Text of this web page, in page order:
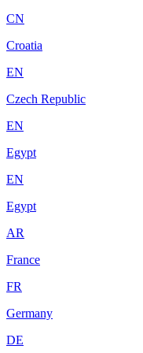
CN
Croatia
EN
Czech Republic
EN
Egypt
EN
Egypt
AR
France
FR
Germany
DE